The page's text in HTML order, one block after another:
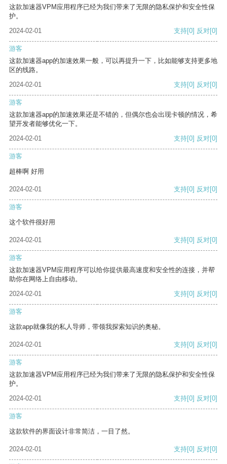
这款加速器VPM应用程序已经为我们带来了无限的隐私保护和安全性保
护。
2024-02-01
支持[0] 反对[0]
游客
这款加速器app的加速效果一般，可以再提升一下，比如能够支持更多地
区的线路。
2024-02-01
支持[0] 反对[0]
游客
这款加速器app的加速效果还是不错的，但偶尔也会出现卡顿的情况，希
望开发者能够优化一下。
2024-02-01
支持[0] 反对[0]
游客
超棒啊 好用
2024-02-01 支持[0] 反对[0]
游客
这个软件很好用
2024-02-01 支持[0] 反对[0]
游客
这款加速器VPM应用程序可以给你提供最高速度和安全性的连接，并帮
助你在网络上自由移动。
2024-02-01
支持[0] 反对[0]
游客
这款app就像我的私人导师，带领我探索知识的奥秘。
2024-02-01 支持[0] 反对[0]
游客
这款加速器VPM应用程序已经为我们带来了无限的隐私保护和安全性保
护。
2024-02-01
支持[0] 反对[0]
游客
这款软件的界面设计非常简洁，一目了然。
2024-02-01 支持[0] 反对[0]